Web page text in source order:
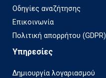
Οδηγίες αναζήτησης
Επικοινωνία
Πολιτική απορρήτου (GDPR)
Υπηρεσίες
Δημιουργία λογαριασμού